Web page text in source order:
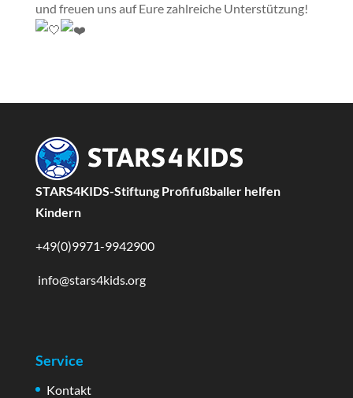
und freuen uns auf Eure zahlreiche Unterstützung!
STARS4KIDS-Stiftung Profifußballer helfen
Kindern
+49(0)9971-9942900
info@stars4kids.org
Service
Kontakt